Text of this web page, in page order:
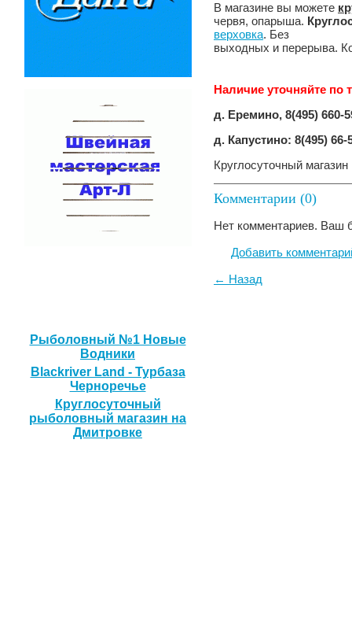
Рыболовный №1 Новые
Водники
Blackriver Land - Турбаза
Черноречье
Круглосуточный
рыболовный магазин на
Дмитровке
В магазине вы можете
червя, опарыша.
верховка. Без
выходных и перерыва.
Наличие уточняйте по
д. Еремино, 8(495) 660-
д. Капустино: 8(495) 66-
Круглосуточный магазин
Комментарии (0)
Нет комментариев. Ваш
Добавить
← Назад